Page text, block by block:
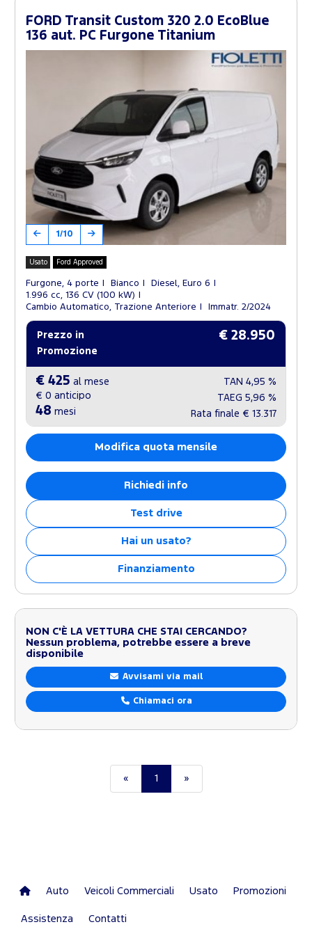
FORD Transit Custom 320 2.0 EcoBlue
136 aut. PC Furgone Titanium
1/10
Usato Ford Approved
Furgone, 4 porte Bianco
Diesel, Euro 6
1.996 cc, 136 CV (100 kW)
Cambio Automatico, Trazione Anteriore
Immatr. 2/2024
Prezzo in
Promozione
€ 28.950
€ 425 al mese
€ 0 anticipo
48 mesi
TAN 4,95 %
TAEG 5,96 %
Rata finale € 13.317
Modifica quota mensile
Richiedi info
Test drive
Hai un usato?
Finanziamento
NON C'È LA VETTURA CHE STAI CERCANDO?
Nessun problema, potrebbe essere a breve
disponibile
Avvisami via mail
Chiamaci ora
« 1 »
Auto Veicoli Commerciali Usato Promozioni
Assistenza Contatti